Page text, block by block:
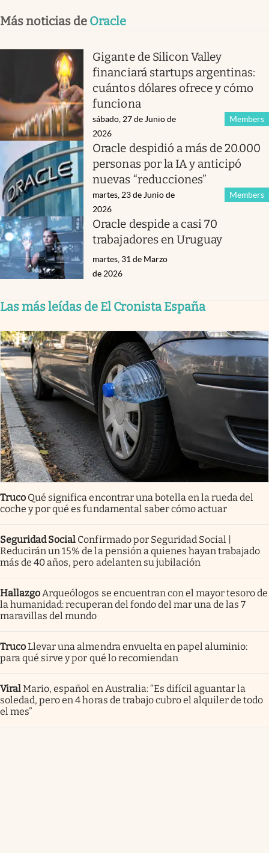
Más noticias de Oracle
Gigante de Silicon Valley
financiará startups argentinas:
cuántos dólares ofrece y cómo
funciona
Members
sábado, 27 de Junio de
2026
Oracle despidió a más de 20.000
personas por la IA y anticipó
nuevas “reducciones”
Members
martes, 23 de Junio de
2026
Oracle despide a casi 70
trabajadores en Uruguay
martes, 31 de Marzo
de 2026
Las más leídas de El Cronista España
Truco Qué significa encontrar una botella en la rueda del
coche y por qué es fundamental saber cómo actuar
Seguridad Social Confirmado por Seguridad Social |
Reducirán un 15% de la pensión a quienes hayan trabajado
más de 40 años, pero adelanten su jubilación
HallazgoArqueólogos se encuentran con el mayor tesoro de
la humanidad: recuperan del fondo del mar una de las 7
maravillas del mundo
TrucoLlevar una almendra envuelta en papel aluminio:
para qué sirve y por qué lo recomiendan
ViralMario, español en Australia: “Es difícil aguantar la
soledad, pero en 4 horas de trabajo cubro el alquiler de todo
el mes”